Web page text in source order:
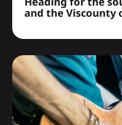
and the Viscounty